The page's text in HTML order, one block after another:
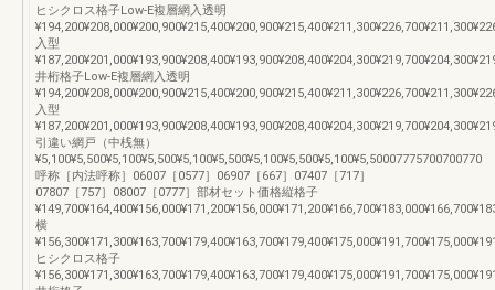
ヒシクロス格子Low-E複層網入透明
入型
井桁格子Low-E複層網入透明
入型
引違い網戸（中桟無）
¥5,100¥5,500¥5,100¥5,500¥5,100¥5,500¥5,100¥5,500¥5,100¥5,50007775700700770
呼称［内法呼称］06007［0577］06907［667］07407［717］
07807［757］08007［0777］部材セット価格縦格子
横
ヒシクロス格子